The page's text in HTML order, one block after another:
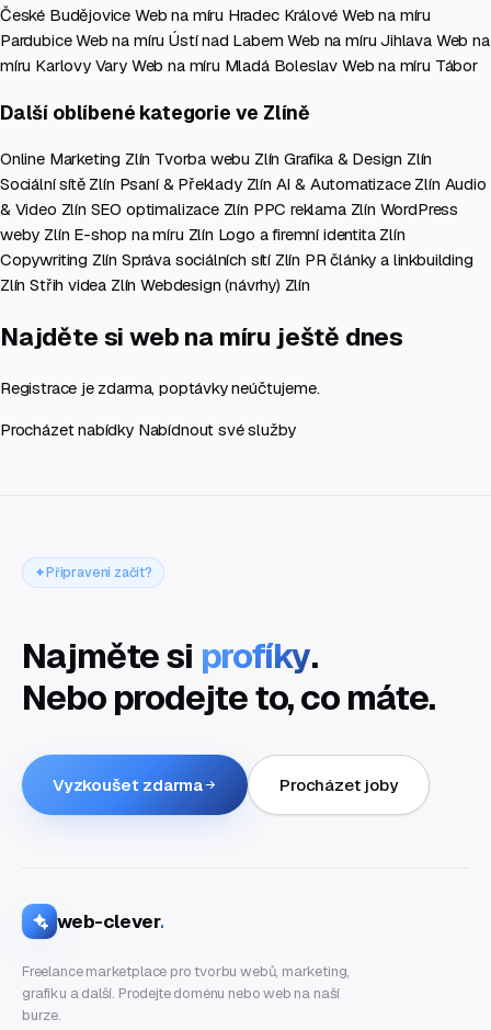
České Budějovice Web na míru Hradec KrálovéWeb na míru
PardubiceWeb na míru Ústí nad LabemWeb na míru Jihlava Web na
míru Karlovy Vary Web na míru Mladá Boleslav Web na míru Tábor
Další oblíbené kategorie ve Zlíně
Online Marketing Zlín Tvorba webu Zlín Grafika & Design Zlín
Sociální sítě Zlín Psaní & Překlady Zlín AI & Automatizace Zlín Audio
& Video Zlín SEO optimalizace Zlín PPC reklama Zlín WordPress
weby Zlín E-shop na míru Zlín Logo a firemní identita Zlín
Copywriting Zlín Správa sociálních sítí Zlín PR články a linkbuilding
ZlínStřih videa ZlínWebdesign (návrhy) Zlín
Najděte si web na míru ještě dnes
Registrace je zdarma, poptávky neúčtujeme.
Procházet nabídky Nabídnout své služby
Připraveni začít?
Najměte si profíky.
Nebo prodejte to, co máte.
Vyzkoušet zdarma Procházet joby
web-clever.
Freelance marketplace pro tvorbu webů, marketing,
grafiku a další. Prodejte doménu nebo web na naší
burze.